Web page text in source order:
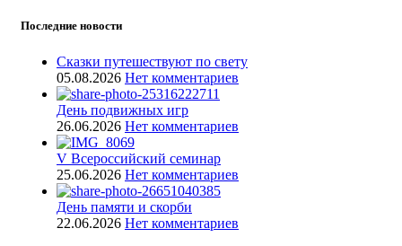
Последние новости
Сказки путешествуют по свету
05.08.2026 Нет комментариев
День подвижных игр
26.06.2026 Нет комментариев
V Всероссийский семинар
25.06.2026 Нет комментариев
День памяти и скорби
22.06.2026 Нет комментариев